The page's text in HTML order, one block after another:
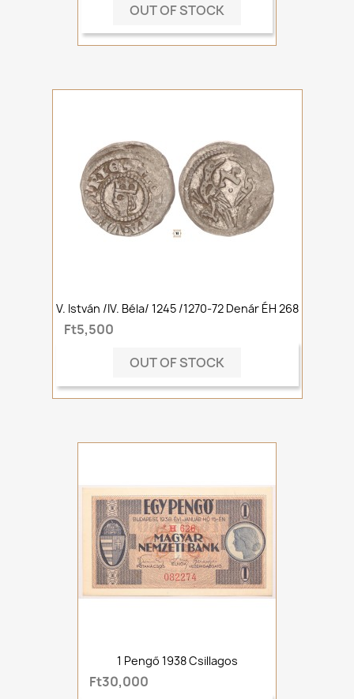
OUT OF STOCK
V. István /IV. Béla/ 1245 /1270-72 Denár ÉH 268
Ft5,500
OUT OF STOCK
1 Pengő 1938 Csillagos
Ft30,000